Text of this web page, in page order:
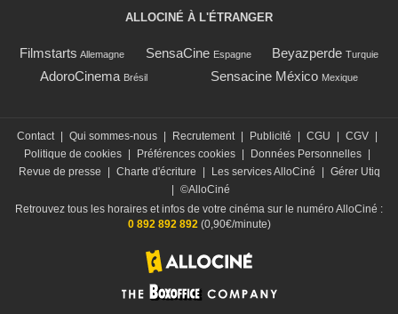
ALLOCINÉ À L'ÉTRANGER
Filmstarts Allemagne SensaCine Espagne Beyazperde Turquie
AdoroCinema Brésil Sensacine México Mexique
Contact Qui sommes-nous Recrutement Publicité CGU CGV
Politique de cookies
Préférences cookies Données Personnelles
Revue de presse
Charte d'écriture Les services AlloCiné
Gérer Utiq
©AlloCiné
Retrouvez tous les horaires et infos de votre cinéma sur le numéro AlloCiné :
0 892 892 892(0,90€/minute)